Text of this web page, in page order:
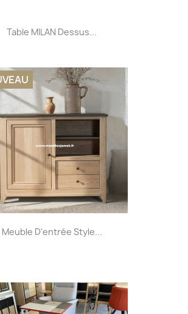
Table MILAN Dessus...
Meuble D'entrée Style...